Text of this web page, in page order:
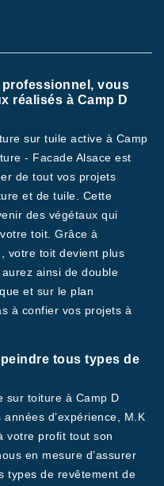
vous
réalisés à Camp D
sur tuile active à Camp
- Facade Alsace est
de tout vos projets
et de tuile. Cette
des végétaux qui
toit. Grâce à
votre toit devient plus
ainsi de double
et sur le plan
à confier vos projets à
tous types de
sur toiture à Camp D
d’expérience, M.K
votre profit tout son
en mesure d’assurer
types de revêtement de